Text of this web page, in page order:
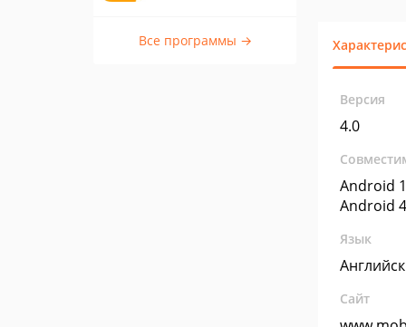
Все программы →
Версия
4.0
Android
Android
Язык
Сайт